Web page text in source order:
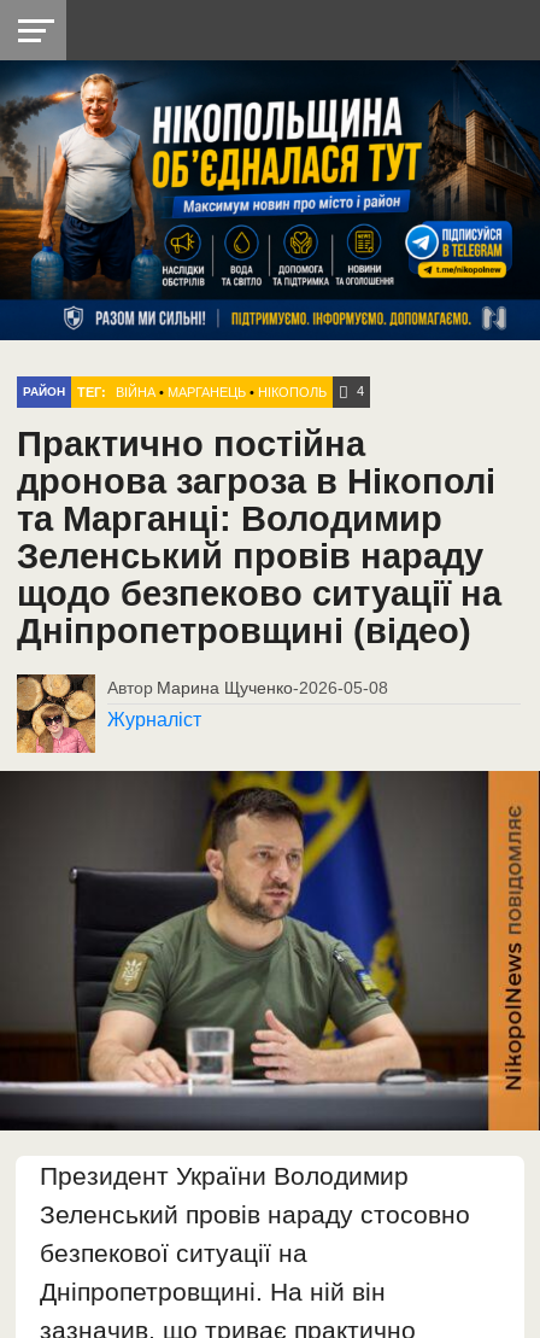
НІКОПОЛЬ
РАЙОН
СІЧЕСЛАВСЬКА
УКРАЇНА
РЕТРО
НІКОПОЛЬ
ЛАЙТ
УКРАЇНА
ДОПОМОГА
РАДІО
РАЙОН ТЕГ: ВІЙНА •МАРГАНЕЦЬ •НІКОПОЛЬ 4
Практично постійна
дронова загроза в Нікополі
та Марганці: Володимир
Зеленський провів нараду
щодо безпеково ситуації на
Дніпропетровщині (відео)
Автор Марина Щученко-2026-05-08
Журналіст
Президент України Володимир
Зеленський провів нараду стосовно
безпекової ситуації на
Дніпропетровщині. На ній він
зазначив, що триває практично